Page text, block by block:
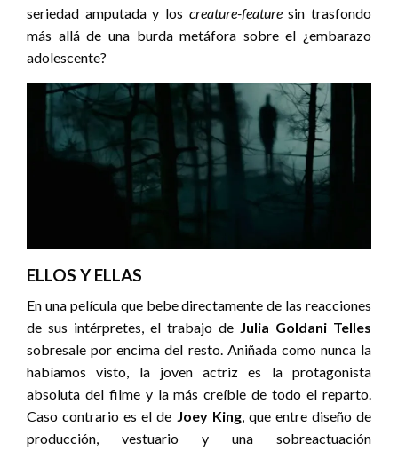
seriedad amputada y los creature-featuresin trasfondo
más allá de una burda metáfora sobre el ¿embarazo
adolescente?
ELLOS Y ELLAS
En una película que bebe directamente de las reacciones
de sus intérpretes, el trabajo de Julia Goldani Telles
sobresale por encima del resto. Aniñada como nunca la
habíamos visto, la joven actriz es la protagonista
absoluta del filme y la más creíble de todo el reparto.
Caso contrario es el de Joey King, que entre diseño de
producción, vestuario y una sobreactuación